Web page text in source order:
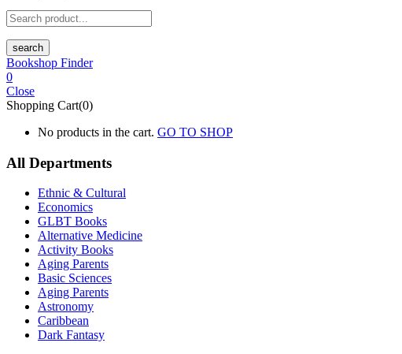
search
Bookshop Finder
0
Close
Shopping Cart(0)
No products in the cart. GO TO SHOP
All Departments
Ethnic & Cultural
Economics
GLBT Books
Alternative Medicine
Activity Books
Aging Parents
Basic Sciences
Aging Parents
Astronomy
Caribbean
Dark Fantasy